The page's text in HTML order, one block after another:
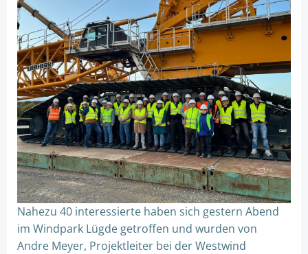
Nahezu 40 interessierte haben sich gestern Abend
im Windpark Lügde getroffen und wurden von
Andre Meyer, Projektleiter bei der Westwind